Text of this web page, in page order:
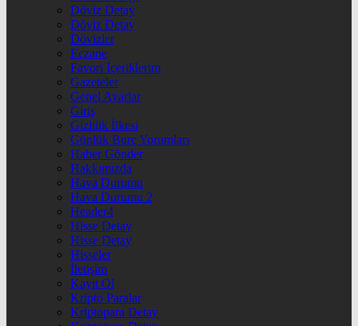
Döviz Detay
Döviz Detay
Dövizler
Eczane
Favori İçeriklerim
Gazeteler
Genel Ayarlar
Giriş
Gizlilik İlkesi
Günlük Burç Yorumları
Haber Gönder
Hakkımızda
Hava Durumu
Hava Durumu 2
Header4
Hisse Detay
Hisse Detay
Hisseler
İletişim
Kayıt Ol
Kripto Paralar
Kriptopara Detay